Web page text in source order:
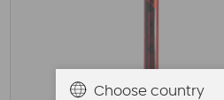
Choose country